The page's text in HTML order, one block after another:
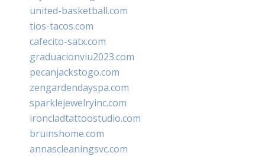
united-basketball.com
tios-tacos.com
cafecito-satx.com
graduacionviu2023.com
pecanjackstogo.com
zengardendayspa.com
sparklejewelryinc.com
ironcladtattoostudio.com
bruinshome.com
annascleaningsvc.com